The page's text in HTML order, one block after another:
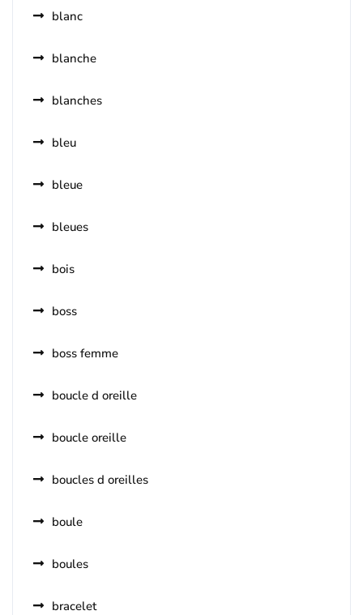
blanc
blanche
blanches
bleu
bleue
bleues
bois
boss
boss femme
boucle d oreille
boucle oreille
boucles d oreilles
boule
boules
bracelet